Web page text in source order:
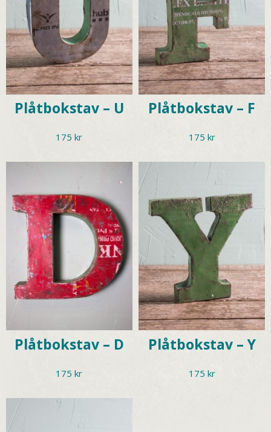
Plåtbokstav – U
175kr
Plåtbokstav – F
175 kr
Plåtbokstav – D
175kr
Plåtbokstav – Y
175 kr